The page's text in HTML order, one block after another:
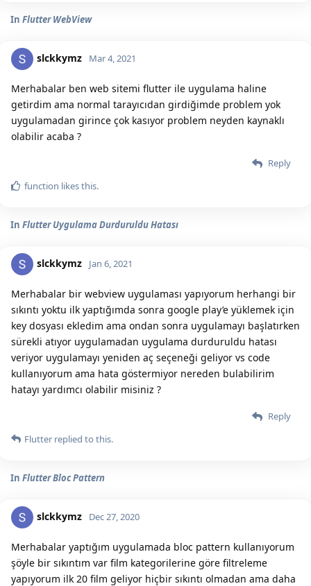
In Flutter WebView
slckkymz Mar 4, 2021
Merhabalar ben web sitemi flutter ile uygulama haline
getirdim ama normal tarayıcıdan girdiğimde problem yok
uygulamadan girince çok kasıyor problem neyden kaynaklı
olabilir acaba ?
Reply
function likes this.
In Flutter Uygulama Durduruldu Hatası
slckkymz Jan 6, 2021
Merhabalar bir webview uygulaması yapıyorum herhangi bir
sıkıntı yoktu ilk yaptığımda sonra google play’e yüklemek için
key dosyası ekledim ama ondan sonra uygulamayı başlatırken
sürekli atıyor uygulamadan uygulama durduruldu hatası
veriyor uygulamayı yeniden aç seçeneği geliyor vs code
kullanıyorum ama hata göstermiyor nereden bulabilirim
hatayı yardımcı olabilir misiniz ?
Reply
Flutter replied to this.
In Flutter Bloc Pattern
slckkymz Dec 27, 2020
Merhabalar yaptığım uygulamada bloc pattern kullanıyorum
şöyle bir sıkıntım var film kategorilerine göre filtreleme
yapıyorum ilk 20 film geliyor hiçbir sıkıntı olmadan ama daha